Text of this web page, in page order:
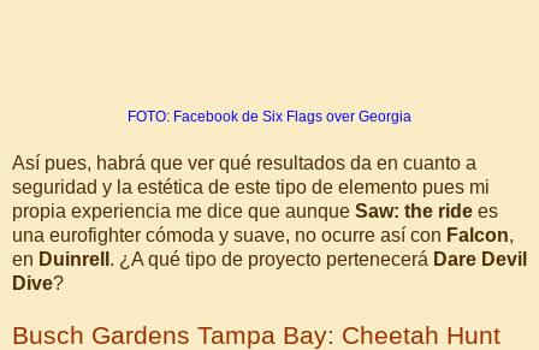
FOTO: Facebook de Six Flags over Georgia
Así pues, habrá que ver qué resultados da en cuanto a
seguridad y la estética de este tipo de elemento pues mi
propia experiencia me dice que aunque Saw: the ride es
una eurofighter cómoda y suave, no ocurre así con Falcon,
en Duinrell . ¿A qué tipo de proyecto pertenecerá Dare Devil
Dive?
Busch Gardens Tampa Bay: Cheetah Hunt